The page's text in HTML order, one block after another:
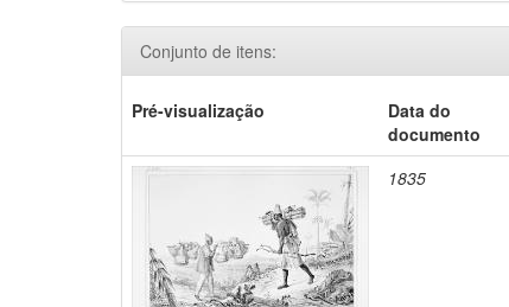
Conjunto de itens:
Pré-visualização
Data do
documento
1835